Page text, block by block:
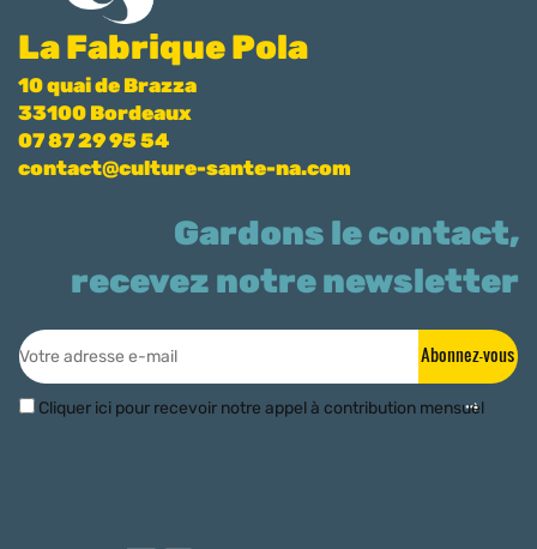
La Fabrique Pola
10 quai de Brazza
33100 Bordeaux
07 87 29 95 54
contact@culture-sante-na.com
Gardons le contact,
recevez notre newsletter
Abonnez-vous
Cliquer ici pour recevoir notre appel à contribution mensuel